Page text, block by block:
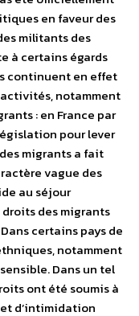
en faveur des
militants des
à certains égards
continuent en effet
notamment
: en France par
pour lever
migrants a fait
vague des
au séjour
des migrants
certains pays de
notamment
Dans un tel
ont été soumis à
d’intimidation